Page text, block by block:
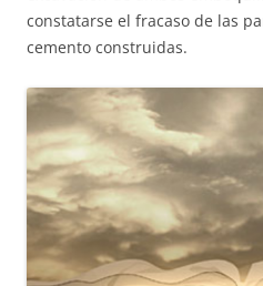
constatarse el fracaso de las
cemento construidas.